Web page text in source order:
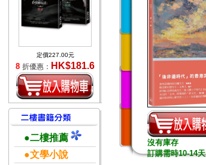
定價227.00元
8 折優惠： HK$181.6
●二樓推薦
●文學小說
沒有庫存
訂購需時10-14天